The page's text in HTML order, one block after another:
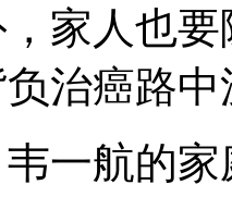
人也要
治癌路
航的家